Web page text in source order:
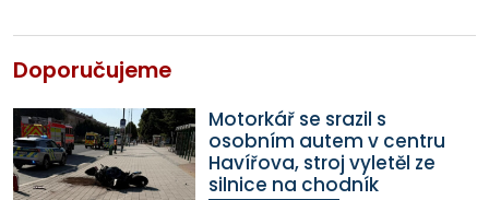
Doporučujeme
Motorkář se srazil s
osobním autem v centru
Havířova, stroj vyletěl ze
silnice na chodník